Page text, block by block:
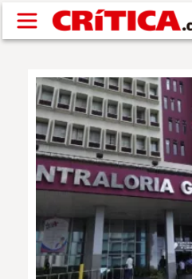
Pasar al contenido principal
SUCESOS
NACIONAL
SHOW